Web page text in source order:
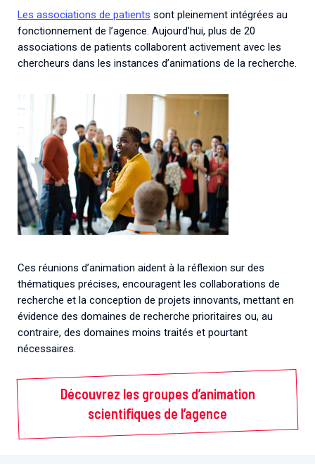
Les associations de patients sont pleinement intégrées au
fonctionnement de l’agence. Aujourd’hui, plus de 20
associations de patients collaborent activement avec les
chercheurs dans les instances d’animations de la recherche.
Ces réunions d’animation aident à la réflexion sur des
thématiques précises, encouragent les collaborations de
recherche et la conception de projets innovants, mettant en
évidence des domaines de recherche prioritaires ou, au
contraire, des domaines moins traités et pourtant
nécessaires.
Découvrez les groupes d’animation
scientifiques de l’agence